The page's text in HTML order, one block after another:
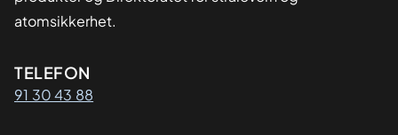
atomsikkerhet.
Kontaktinformasjon
TELEFON
91 30 43 88